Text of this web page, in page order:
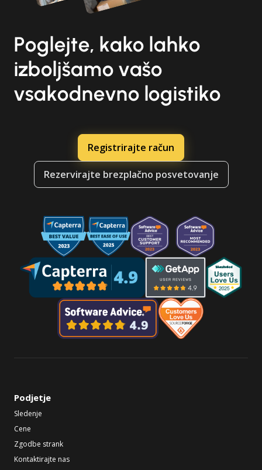
Poglejte, kako lahko
izboljšamo vašo
vsakodnevno logistiko
Registrirajte račun
Rezervirajte brezplačno posvetovanje
Podjetje
Sledenje
Cene
Zgodbe strank
Kontaktirajte nas